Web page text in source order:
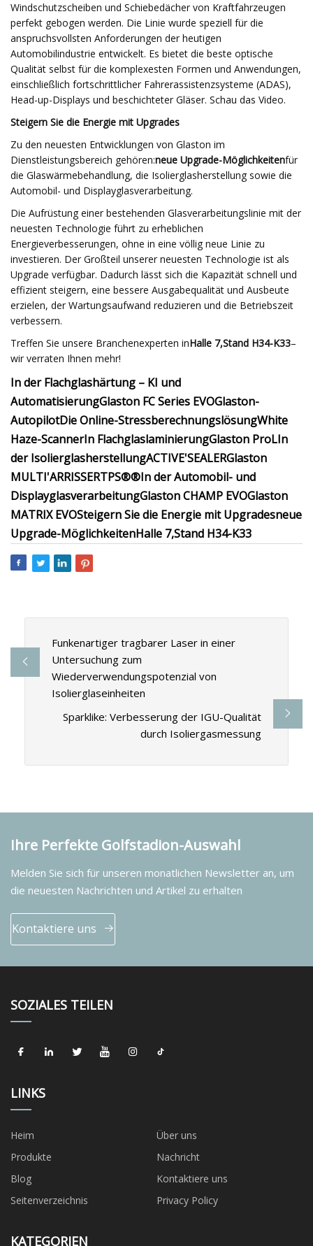
Windschutzscheiben und Schiebedächer von Kraftfahrzeugen
perfekt gebogen werden. Die Linie wurde speziell für die
anspruchsvollsten Anforderungen der heutigen
Automobilindustrie entwickelt. Es bietet die beste optische
Qualität selbst für die komplexesten Formen und Anwendungen,
einschließlich fortschrittlicher Fahrerassistenzsysteme (ADAS),
Head-up-Displays und beschichteter Gläser. Schau das Video.
Steigern Sie die Energie mit Upgrades
Zu den neuesten Entwicklungen von Glaston im
Dienstleistungsbereich gehören:neue Upgrade-Möglichkeitenfür
die Glaswärmebehandlung, die Isolierglasherstellung sowie die
Automobil- und Displayglasverarbeitung.
Die Aufrüstung einer bestehenden Glasverarbeitungslinie mit der
neuesten Technologie führt zu erheblichen
Energieverbesserungen, ohne in eine völlig neue Linie zu
investieren. Der Großteil unserer neuesten Technologie ist als
Upgrade verfügbar. Dadurch lässt sich die Kapazität schnell und
effizient steigern, eine bessere Ausgabequalität und Ausbeute
erzielen, der Wartungsaufwand reduzieren und die Betriebszeit
verbessern.
Treffen Sie unsere Branchenexperten inHalle 7,Stand H34-K33–
wir verraten Ihnen mehr!
In der Flachglashärtung – KI und
AutomatisierungGlaston FC Series EVOGlaston-
AutopilotDie Online-StressberechnungslösungWhite
Haze-ScannerIn FlachglaslaminierungGlaston ProLIn
der IsolierglasherstellungACTIVE'SEALERGlaston
MULTI'ARRISSERTPS®®In der Automobil- und
DisplayglasverarbeitungGlaston CHAMP EVOGlaston
MATRIX EVOSteigern Sie die Energie mit Upgradesneue
Upgrade-MöglichkeitenHalle 7,Stand H34-K33
Funkenartiger tragbarer Laser in einer
Untersuchung zum
Wiederverwendungspotenzial von
Isolierglaseinheiten
Sparklike: Verbesserung der IGU-Qualität
durch Isoliergasmessung
Ihre Perfekte Golfstadion-Auswahl
Melden Sie sich für unseren monatlichen Newsletter an, um
die neuesten Nachrichten und Artikel zu erhalten
Kontaktiere uns
SOZIALES TEILEN
LINKS
Heim
Über uns
Produkte
Nachricht
Blog
Kontaktiere uns
Seitenverzeichnis
Privacy Policy
KATEGORIEN